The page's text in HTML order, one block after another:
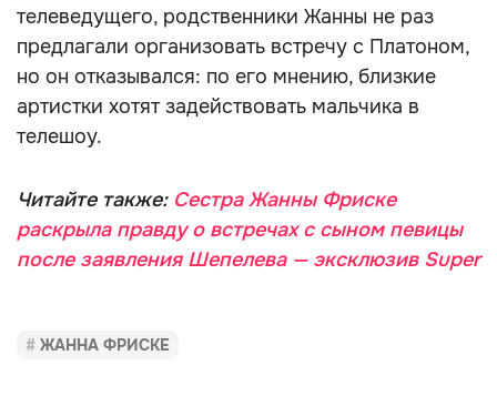
телеведущего, родственники Жанны не раз
предлагали организовать встречу с Платоном,
но он отказывался: по его мнению, близкие
артистки хотят задействовать мальчика в
телешоу.
Читайте также: Сестра Жанны Фриске
раскрыла правду о встречах с сыном певицы
после заявления Шепелева — эксклюзив Super
ЖАННА ФРИСКЕ